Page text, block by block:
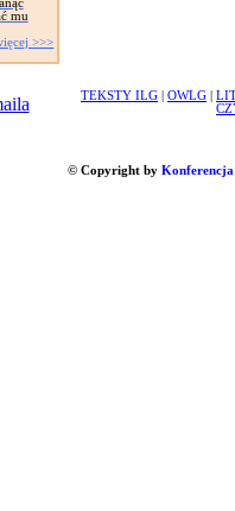
mu
>>>
TEKSTY ILG OWLG
© Copyright by Konferencja